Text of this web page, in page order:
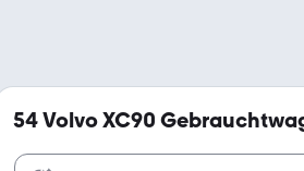
54Volvo XC90